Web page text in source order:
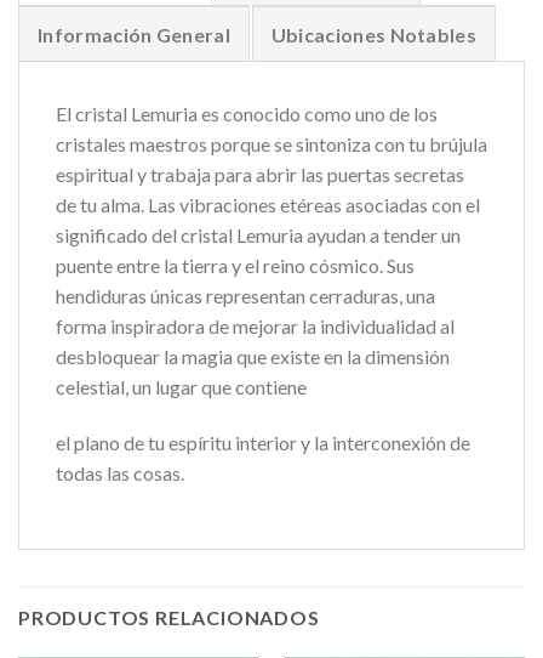
Información General Ubicaciones Notables
El cristal Lemuria es conocido como uno de los
cristales maestros porque se sintoniza con tu brújula
espiritual y trabaja para abrir las puertas secretas
de tu alma. Las vibraciones etéreas asociadas con el
significado del cristal Lemuria ayudan a tender un
puente entre la tierra y el reino cósmico. Sus
hendiduras únicas representan cerraduras, una
forma inspiradora de mejorar la individualidad al
desbloquear la magia que existe en la dimensión
celestial, un lugar que contiene
el plano de tu espíritu interior y la interconexión de
todas las cosas.
PRODUCTOS RELACIONADOS